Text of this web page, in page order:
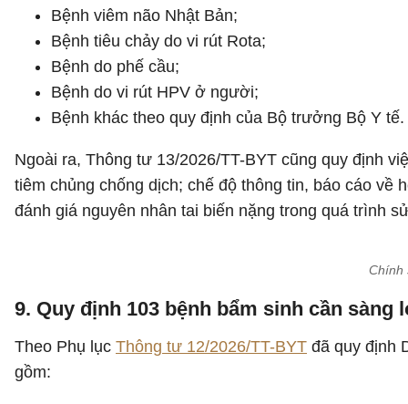
Bệnh viêm não Nhật Bản;
Bệnh tiêu chảy do vi rút Rota;
Bệnh do phế cầu;
Bệnh do vi rút HPV ở người;
Bệnh khác theo quy định của Bộ trưởng Bộ Y tế.
Ngoài ra, Thông tư 13/2026/TT-BYT cũng quy định
tiêm chủng chống dịch; chế độ thông tin, báo cáo về
đánh giá nguyên nhân tai biến nặng trong quá trình
Chính
9. Quy định 103 bệnh bẩm sinh cần
Theo Phụ lục Thông tư 12/2026/TT-BYT đã quy định
gồm: